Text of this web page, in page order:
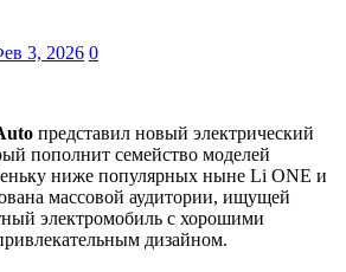
3, 2026 0
представил новый электрический
пополнит семейство моделей
ниже популярных ныне Li ONE и
массовой аудитории, ищущей
электромобиль с хорошими
дизайном.